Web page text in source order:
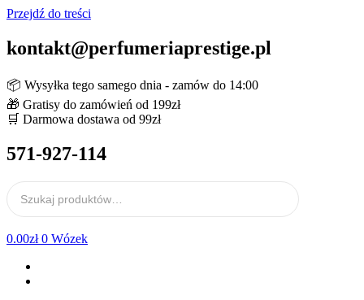
Przejdź do treści
kontakt@perfumeriaprestige.pl
📦 Wysyłka tego samego dnia - zamów do 14:00
🎁 Gratisy do zamówień od 199zł
🛒 Darmowa dostawa od 99zł
571-927-114
0.00zł 0 Wózek